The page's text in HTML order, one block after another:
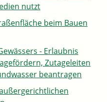
nutzt
beim Bauen
- Erlaubnis
Zutageleiten
beantragen